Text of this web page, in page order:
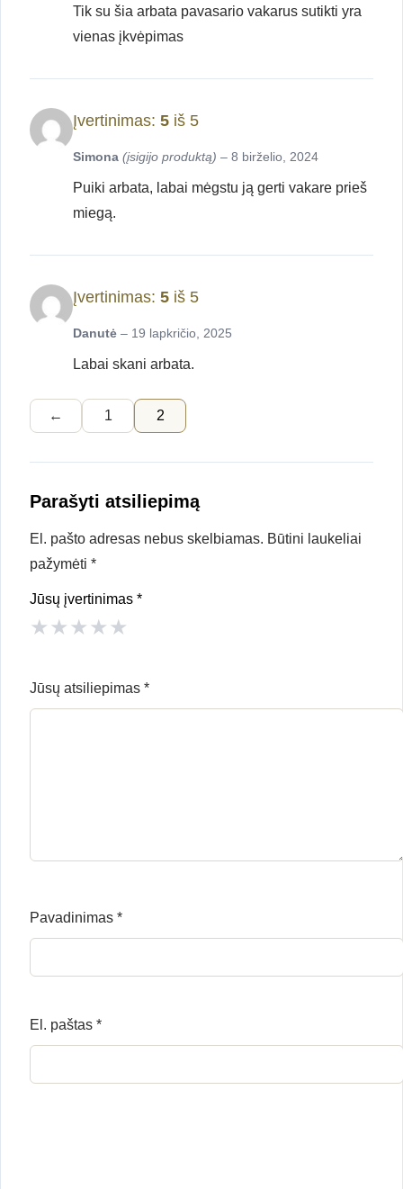
Tik su šia arbata pavasario vakarus sutikti yra
vienas įkvėpimas
Įvertinimas: 5 iš 5
Simona (įsigijo produktą) – 8 birželio, 2024
Puiki arbata, labai mėgstu ją gerti vakare prieš
miegą.
Įvertinimas: 5 iš 5
Danutė – 19 lapkričio, 2025
Labai skani arbata.
← 1 2
Parašyti atsiliepimą
El. pašto adresas nebus skelbiamas. Būtini laukeliai
pažymėti *
Jūsų įvertinimas *
★★★★★
Jūsų atsiliepimas *
Pavadinimas *
El. paštas *